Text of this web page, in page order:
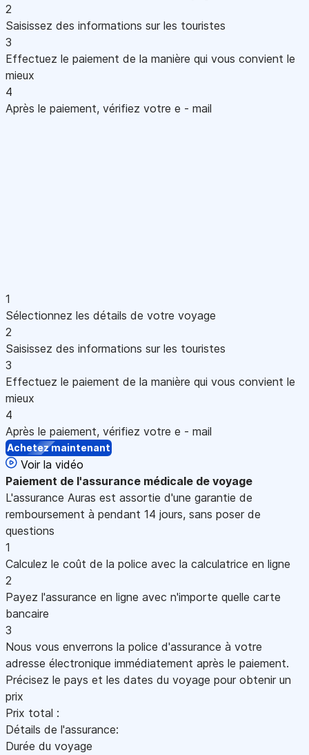
2
Saisissez des informations sur les touristes
3
Effectuez le paiement de la manière qui vous convient le
mieux
4
Après le paiement, vérifiez votre e - mail
1
Sélectionnez les détails de votre voyage
2
Saisissez des informations sur les touristes
3
Effectuez le paiement de la manière qui vous convient le
mieux
4
Après le paiement, vérifiez votre e - mail
Achetez maintenant
Voir la vidéo
Paiement de l'assurance médicale de voyage
L'assurance Auras est assortie d'une garantie de
remboursement à pendant 14 jours, sans poser de
questions
1
Calculez le coût de la police avec la calculatrice en ligne
2
Payez l'assurance en ligne avec n'importe quelle carte
bancaire
3
Nous vous enverrons la police d'assurance à votre
adresse électronique immédiatement après le paiement.
Précisez le pays et les dates du voyage pour obtenir un
prix
Prix total :
Détails de l'assurance:
Durée du voyage